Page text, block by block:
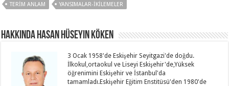
TERIM ANLAM
YANSIMALAR-İKILEMELER
Hakkında Hasan Hüseyin KÖKEN
3 Ocak 1958'de Eskişehir Seyitgazi'de doğdu.
İlkokul,ortaokul ve Liseyi Eskişehir'de,Yüksek
öğrenimini Eskişehir ve İstanbul'da
tamamladı.Eskişehir Eğitim Enstitüsü'den 1980'de